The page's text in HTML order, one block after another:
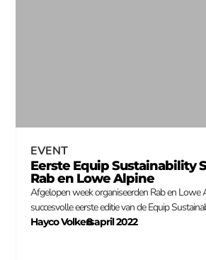
EVENT
Eerste Equip Sustainability
Rab en Lowe Alpine
Afgelopen week organiseerden Rab en Lowe
succesvolle eerste editie van de Equip
Hayco Volkers
–
8 april 2022